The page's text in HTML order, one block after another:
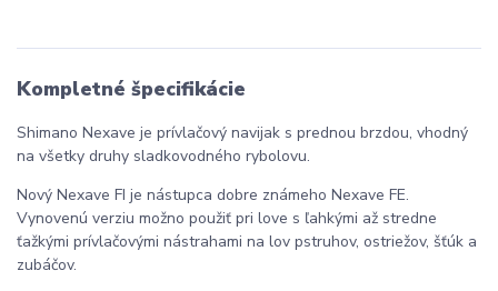
Kompletné špecifikácie
Shimano Nexave je prívlačový navijak s prednou brzdou, vhodný
na všetky druhy sladkovodného rybolovu.
Nový Nexave FI je nástupca dobre známeho Nexave FE.
Vynovenú verziu možno použiť pri love s ľahkými až stredne
ťažkými prívlačovými nástrahami na lov pstruhov, ostriežov, šťúk a
zubáčov.